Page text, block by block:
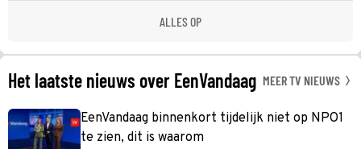
ALLES OP
Het laatste nieuws over EenVandaag MEER TV NIEUWS
EenVandaag binnenkort tijdelijk niet op NPO1
te zien, dit is waarom